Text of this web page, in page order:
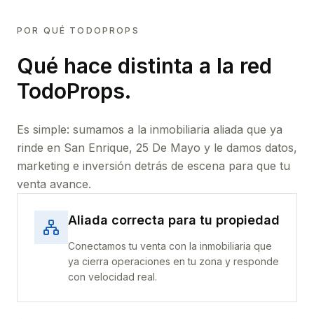
POR QUÉ TODOPROPS
Qué hace distinta a la red
TodoProps.
Es simple: sumamos a la inmobiliaria aliada que ya
rinde en San Enrique, 25 De Mayo y le damos datos,
marketing e inversión detrás de escena para que tu
venta avance.
Aliada correcta para tu propiedad
Conectamos tu venta con la inmobiliaria que
ya cierra operaciones en tu zona y responde
con velocidad real.